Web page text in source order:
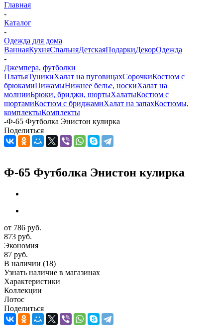
Главная
-
Каталог
-
Одежда для дома
ВаннаяКухняСпальняДетскаяПодаркиДекорОдежда
-
Джемпера, футболки
ПлатьяТуникиХалат на пуговицахСорочкиКостюм с
брюкамиПижамыНижнее белье, носкиХалат на
молнииБрюки, бриджи, шортыХалатыКостюм с
шортамиКостюм с бриджамиХалат на запахКостюмы,
комплектыКомплекты
-Ф-65 Футболка Энистон кулирка
Поделиться
Ф-65 Футболка Энистон кулирка
от 786 руб.
873 руб.
Экономия
87 руб.
В наличии (18)
Узнать наличие в магазинах
Характеристики
Коллекции
Лотос
Поделиться